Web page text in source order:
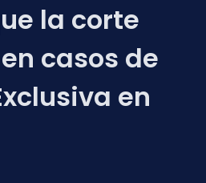
la corte
casos de
en